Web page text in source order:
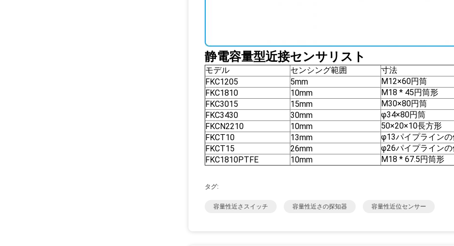
静電容量型近接センサリスト
モデル センシング範囲
寸法
FKC1205
5mm
M12×60円筒
FKC1810
10mm
M18 * 45円筒形
FKC3015
15mm
M30×80円筒
FKC3430
30mm
φ34×80円筒
FKCN2210
10mm
50×20×10長方形
FKCT10
13mm
φ13パイプライン
FKCT15
26mm
φ26パイプライン
FKC1810PTFE
10mm M18 * 67.5円筒形
タグ:
容量性近さスイッチ 容量性近さの探知器 容量性近位センサー